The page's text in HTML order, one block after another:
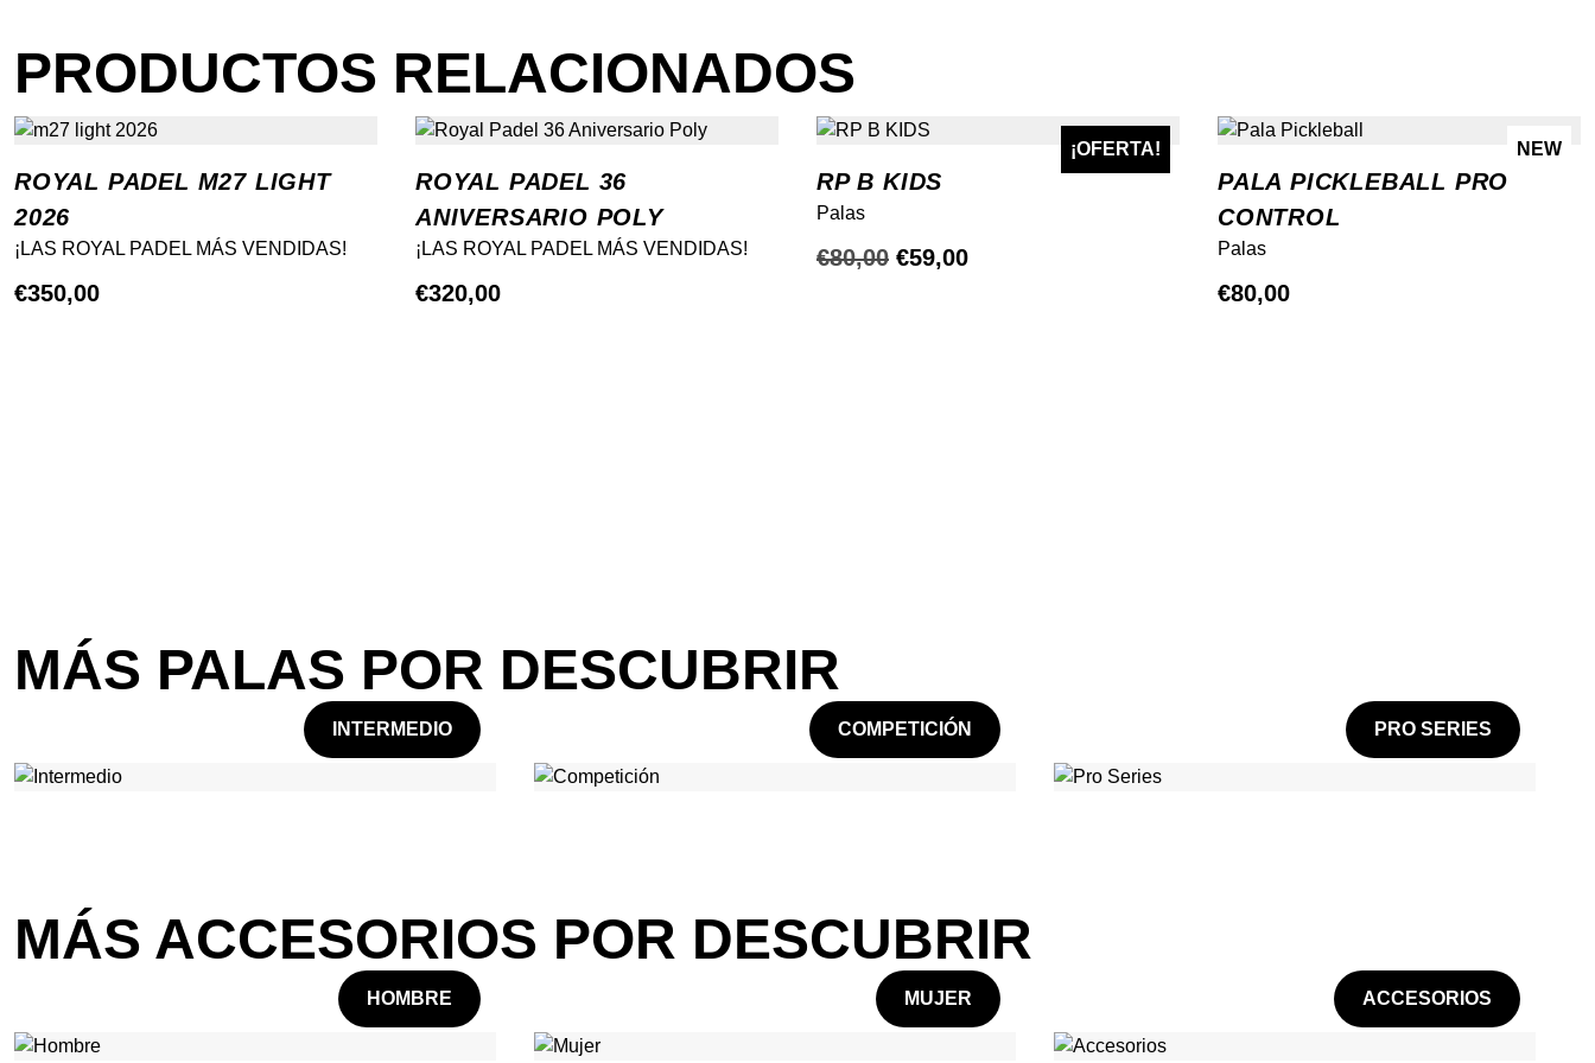
PRODUCTOS RELACIONADOS
ROYAL PADEL M27 LIGHT
2026
¡LAS ROYAL PADEL MÁS VENDIDAS!
€350,00
ROYAL PADEL 36
ANIVERSARIO POLY
¡LAS ROYAL PADEL MÁS VENDIDAS!
€320,00
NEW
¡OFERTA!
RP B KIDS
Palas
€80,00 El
€59,00El
NEW
PALA PICKLEBALL PRO
CONTROL
Palas
€80,00
MÁS PALAS POR DESCUBRIR
INTERMEDIO COMPETICIÓN PRO SERIES
MÁS ACCESORIOS POR DESCUBRIR
HOMBRE MUJER ACCESORIOS